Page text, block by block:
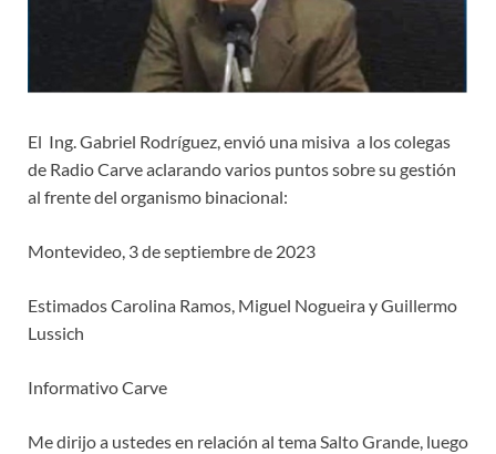
El Ing. Gabriel Rodríguez, envió una misiva a los colegas
de Radio Carve aclarando varios puntos sobre su gestión
al frente del organismo binacional:
Montevideo, 3 de septiembre de 2023
Estimados Carolina Ramos, Miguel Nogueira y Guillermo
Lussich
Informativo Carve
Me dirijo a ustedes en relación al tema Salto Grande, luego